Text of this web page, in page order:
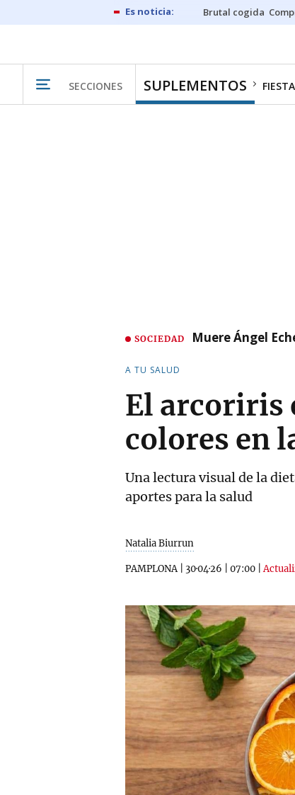
Brutal cogida
SECCIONES SUPLEMENTOS
SOCIEDAD Muere Ángel
A TU SALUD
El arcoriris
colores en
Una lectura visual de la
aportes para la salud
Natalia Biurrun
PAMPLONA| 30·04·26 07:00 |